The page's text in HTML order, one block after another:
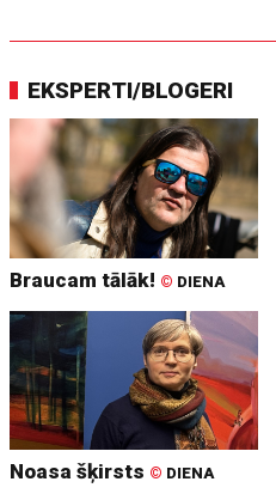
EKSPERTI/BLOGERI
Braucam tālāk! © DIENA
Noasa šķirsts © DIENA